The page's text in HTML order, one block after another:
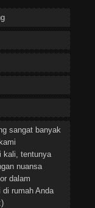
sangat banyak
kali, tentunya
nuansa
dalam
rumah Anda